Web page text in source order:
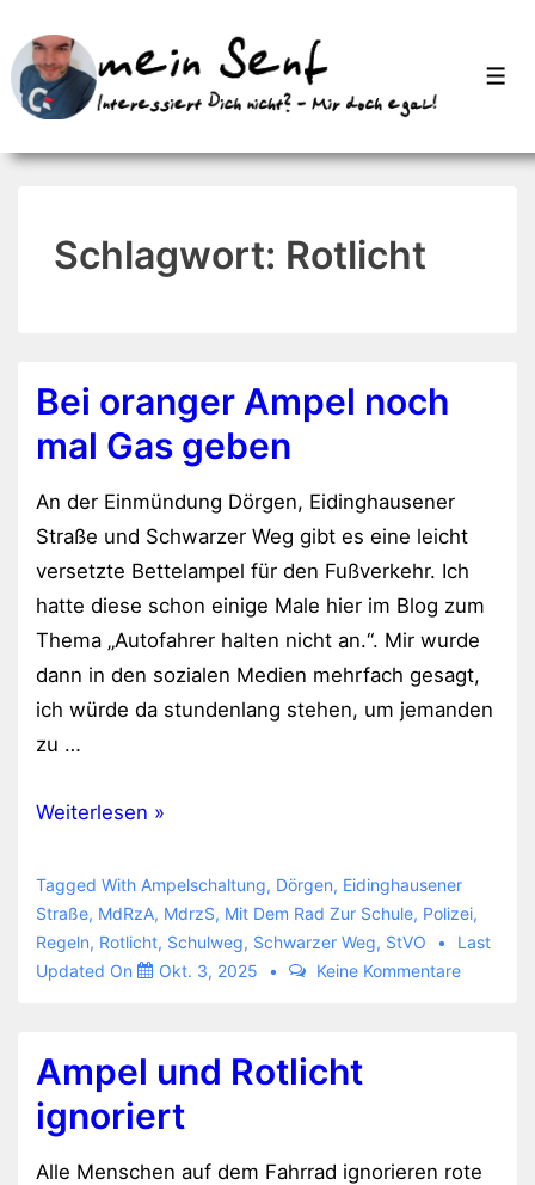
Zum
Inhalt
Schlagwort: Rotlicht
Bei oranger Ampel noch
mal Gas geben
An der Einmündung Dörgen, Eidinghausener
Straße und Schwarzer Weg gibt es eine leicht
versetzte Bettelampel für den Fußverkehr. Ich
hatte diese schon einige Male hier im Blog zum
Thema „Autofahrer halten nicht an.“. Mir wurde
dann in den sozialen Medien mehrfach gesagt,
ich würde da stundenlang stehen, um jemanden
zu …
Bei
Ampel
noch
mal
Gas
Weiterlesen »
Tagged With Ampelschaltung, Dörgen, Eidinghausener
Straße, MdRzA, MdrzS, Mit Dem Rad Zur Schule, Polizei,
Regeln, Rotlicht, Schulweg, Schwarzer Weg, StVO
Last
Updated On
Okt. 3, 2025 Keine Kommentare
Ampel und Rotlicht
ignoriert
Alle Menschen auf dem Fahrrad ignorieren rote